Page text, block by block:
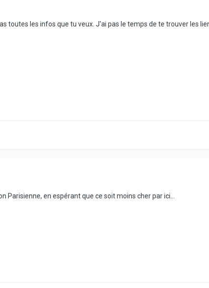
toutes les infos que tu veux. J'ai pas le temps de te trouver les
en espérant que ce soit moins cher par ici...